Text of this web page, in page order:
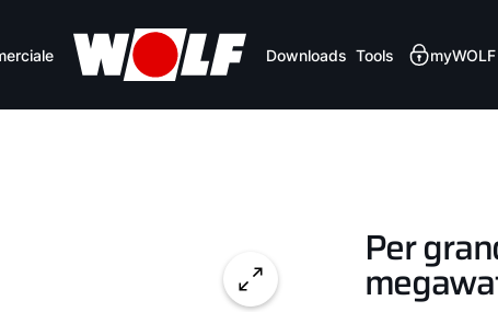
Downloads Tools myWOLF
Per